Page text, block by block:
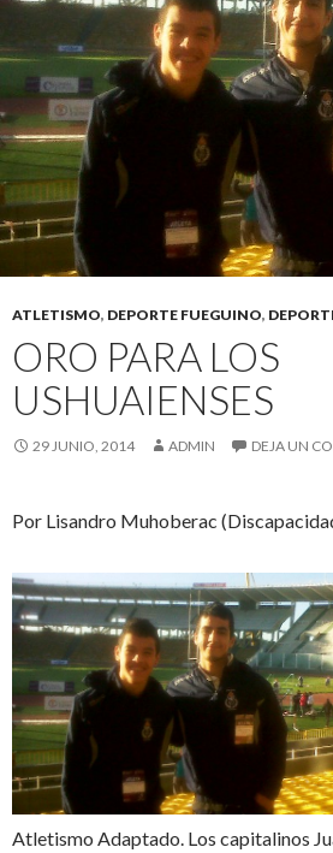
ATLETISMO, DEPORTE FUEGUINO,
ORO PARA LOS
USHUAIENSES
29 JUNIO, 2014 ADMIN DEJA UN
Por Lisandro Muhoberac
Atletismo Adaptado. Los capitalinos